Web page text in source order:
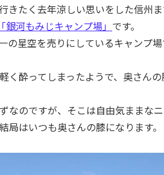
たく去年涼しい思いをした信州ま
「銀河もみじキャンプ場」 です。
星空を売りにしているキャンプ場
く酔ってしまったようで、奥さん
のですが、そこは自由気ままなニ
はいつも奥さんの膝になります。